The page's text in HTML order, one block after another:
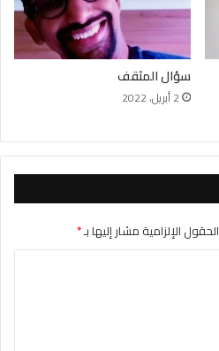
سؤال المثقف
2 أبريل، 2022
الحقول الإلزامية مشار إليها بـ*